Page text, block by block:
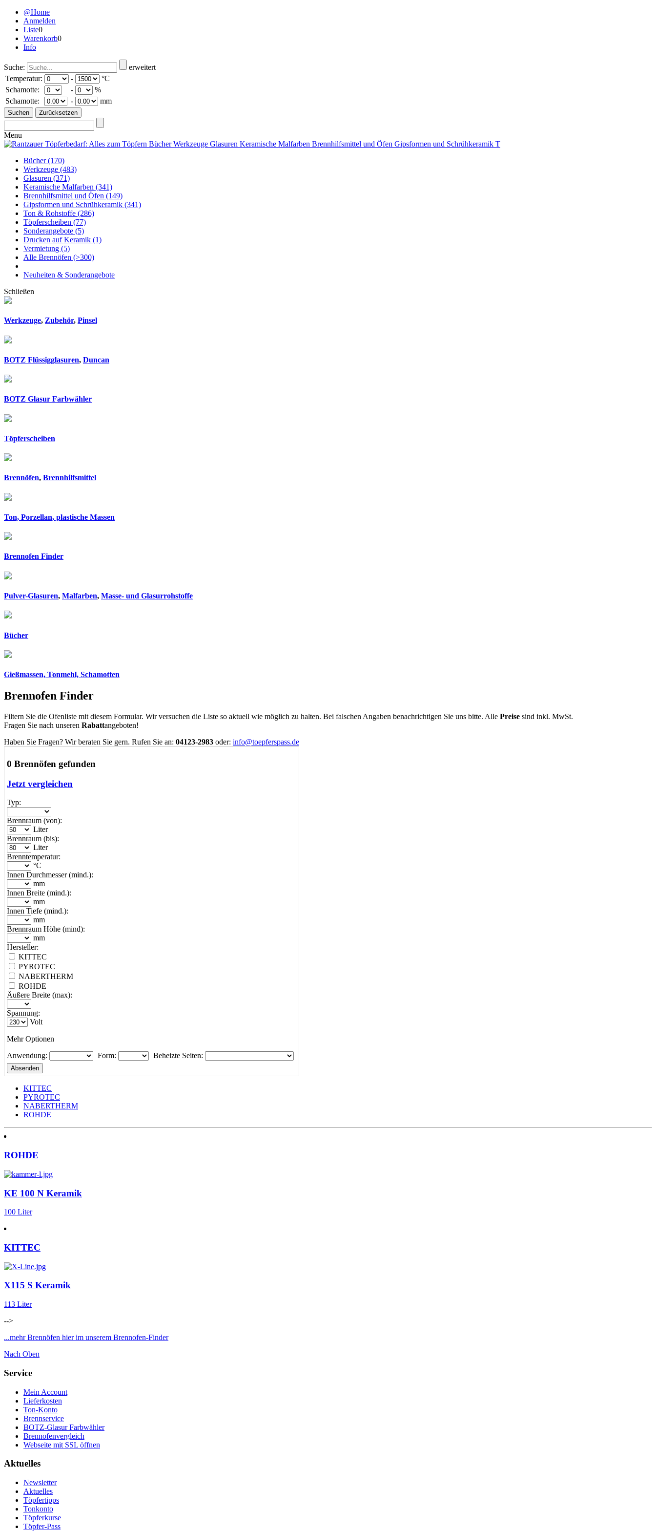
@Home
Anmelden
Liste0
Warenkorb0
Info
Suche:
erweitert
Temperatur:
-
°C
Schamotte:
-
%
Schamotte:
- mm
Menu
Bücher(170)
Werkzeuge (483)
Glasuren (371)
Keramische Malfarben (341)
Brennhilfsmittel und Öfen (149)
Gipsformen und Schrühkeramik (341)
Ton & Rohstoffe (286)
Töpferscheiben (77)
Sonderangebote (5)
Drucken auf Keramik (1)
Vermietung (5)
Alle Brennöfen (>300)
Neuheiten & Sonderangebote
Schließen
Werkzeuge, Zubehör, Pinsel
BOTZ Flüssigglasuren, Duncan
BOTZ Glasur Farbwähler
Töpferscheiben
Brennöfen, Brennhilfsmittel
Ton, Porzellan, plastische Massen
Brennofen Finder
Pulver-Glasuren, Malfarben, Masse- und Glasurrohstoffe
Bücher
Gießmassen, Tonmehl, Schamotten
Brennofen Finder
Filtern Sie die Ofenliste mit diesem Formular. Wir versuchen die Liste so aktuell wie möglich zu halten. Bei falschen Angaben benachrichtigen Sie uns bitte. Alle Preise sind inkl. MwSt.
Fragen Sie nach unseren Rabattangeboten!
Haben Sie Fragen? Wir beraten Sie gern. Rufen Sie an: 04123-2983 oder: info@toepferspass.de
0 Brennöfen gefunden
Jetzt vergleichen
Typ:
Brennraum (von):
Liter
Brennraum (bis):
Liter
Brenntemperatur:
°C
Innen Durchmesser (mind.):
mm
Innen Breite (mind.):
mm
Innen Tiefe (mind.):
mm
Brennraum Höhe (mind):
mm
Hersteller:
KITTEC
PYROTEC
NABERTHERM
ROHDE
Äußere Breite (max):
Spannung:
Volt
Mehr Optionen
Anwendung:
Form: Beheizte Seiten:
KITTEC
PYROTEC
NABERTHERM
ROHDE
ROHDE
KE 100 N Keramik
100 Liter
KITTEC
X115 S Keramik
113 Liter
-->
...mehr Brennöfen hier im unserem Brennofen-Finder
Nach Oben
Service
Mein Account
Lieferkosten
Ton-Konto
Brennservice
BOTZ-Glasur Farbwähler
Brennofenvergleich
Webseite mit SSL öffnen
Aktuelles
Newsletter
Aktuelles
Töpfertipps
Tonkonto
Töpferkurse
Töpfer-Pass